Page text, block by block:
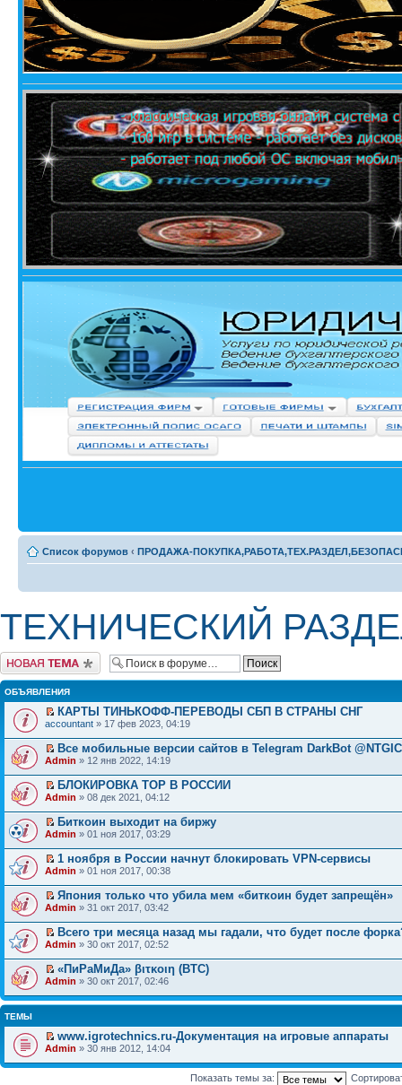
Список форумов ‹ ПРОДАЖА-
ТЕХНИЧЕСКИЙ
Начать новую тему
ОБЪЯВЛЕНИЯ
КАРТЫ ТИНЬКОФФ-ПЕРЕВОДЫ СБП В СТРАНЫ СНГ
accountant » 17 фев 2023, 04:19
Все мобильные версии сайтов в Telegram DarkBot
Admin » 12 янв 2022, 14:19
БЛОКИРОВКА ТОР В РОССИИ
Admin » 08 дек 2021, 04:12
Биткоин выходит на биржу
Admin » 01 ноя 2017, 03:29
1 ноября в России начнут блокировать VPN-сервисы
Admin » 01 ноя 2017, 00:38
Япония только что убила мем «биткоин будет запрещён»
Admin » 31 окт 2017, 03:42
Всего три месяца назад мы гадали, что будет после
Admin » 30 окт 2017, 02:52
«ПиРаМиДа» βιτκοιη (BTC)
Admin » 30 окт 2017, 02:46
ТЕМЫ
www.igrotechnics.ru-Документация на игровые аппараты
Admin » 30 янв 2012, 14:04
Показать темы за: